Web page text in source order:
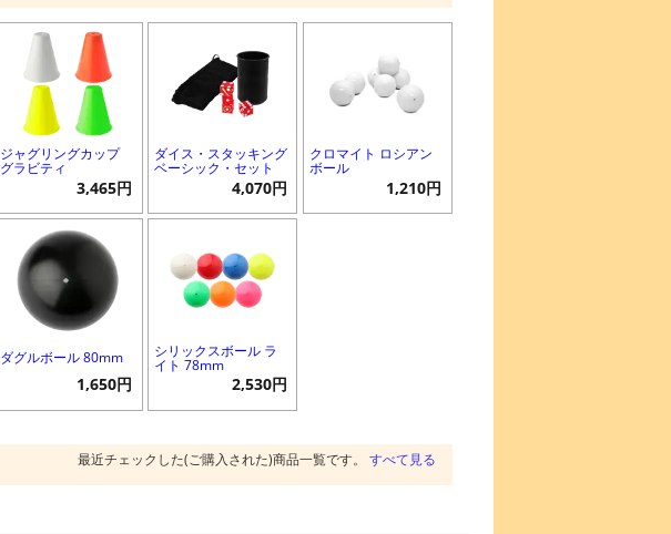
ジャグリングカップ
グラビティ
3,465円
ダイス・スタッキング
ベーシック・セット
4,070円
クロマイト ロシアン
ボール
1,210円
ダグルボール 80mm
1,650円
シリックスボール ラ
イト 78mm
2,530円
最近チェックした(ご購入された)商品一覧です。 すべて見る